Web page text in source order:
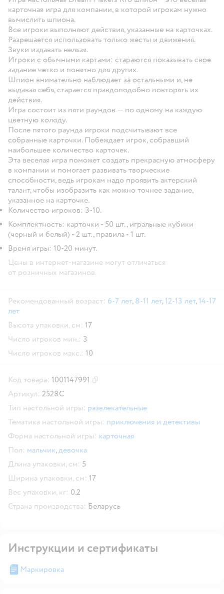
карточная игра для компании, в которой игрокам нужно
вычислить шпиона.
Все игроки выполняют действия, указанные на карточках.
Разрешается использовать только жесты и движения.
Звуки издавать нельзя.
Игроки с обычными картами: стараются показывать свое
задание четко и понятно для других.
Шпион внимательно наблюдает за остальными и, не
выдавая себя, старается правдоподобно повторять их
действия.
Игра состоит из пяти раундов — по одному на каждую
цветную колоду.
После пятого раунда игроки подсчитывают все
собранные карточки. Побеждает игрок, собравший
наибольшее количество карточек.
Эта веселая игра поможет создать прекрасную атмосферу
в компании и помогает развивать творческие
способности, ведь игрокам надо проявить актерский
талант, чтобы изобразить как можно точнее задание,
указанное на карточке.
Количество игроков: 3-10.
Комплектность: карточки - 50 шт., игральные кубики
(черный и белый) - 2 шт., правила - 1 шт.
Время игры: 10-20 минут.
Цены в интернет-магазине могут отличаться
от розничных магазинов.
Рекомендованный возраст: 6-7 лет, 8-11 лет,12-13 лет,14-17
лет
Высота упаковки, см: 17
Число игроков мин.: 3
Число игроков макс.: 10
Код товара: 1001147991
Артикул: 2528C
Тип настольной игры: развлекательные
Тематика настольной игры: приключения и детективы
Форма настольной игры: карточная
Пол: мальчик,девочка
Длина упаковки, см: 5
Ширина упаковки, см: 17
Вес упаковки, кг: 0.2
Страна производства: Беларусь
Инструкции и сертификаты
Маркировка